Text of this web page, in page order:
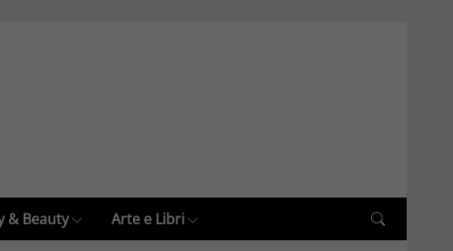
& Beauty Arte e Libri